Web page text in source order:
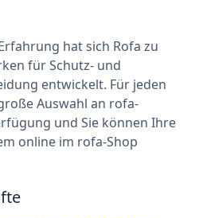
hat sich Rofa zu
für Schutz- und
entwickelt. Für jeden
Auswahl an rofa-
und Sie können Ihre
online im rofa-Shop